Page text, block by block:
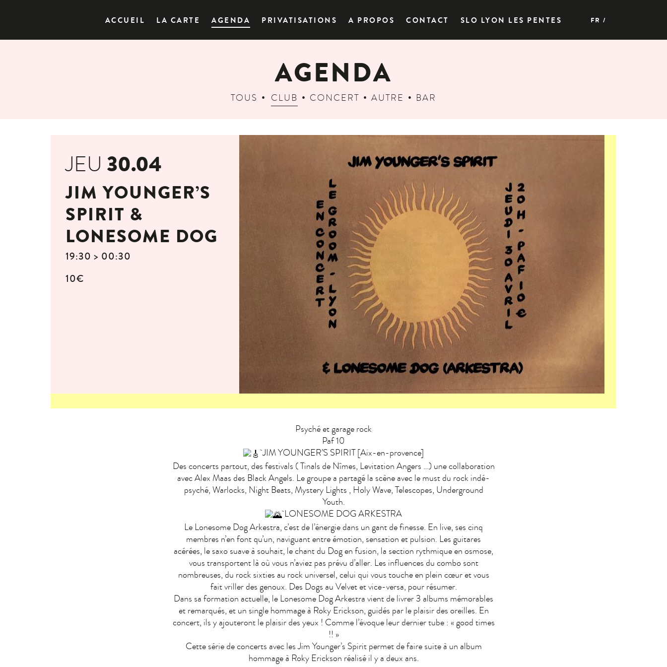
ACCUEIL LA CARTE AGENDA PRIVATISATIONS A PROPOS CONTACT SLO LYON LES PENTES FR
AGENDA
TOUS CLUB CONCERT AUTRE BAR
JEU 30.04
JIM YOUNGER’S
SPIRIT &
LONESOME DOG
19:30 > 00:30
10€
Psyché et garage rock
Paf 10
JIM YOUNGER’S SPIRIT [Aix-en-provence]
Des concerts partout, des festivals ( Tinals de Nîmes, Levitation Angers …) une collaboration
avec Alex Maas des Black Angels. Le groupe a partagé la scène avec le must du rock indé-
psyché, Warlocks, Night Beats, Mystery Lights , Holy Wave, Telescopes, Underground
Youth.
LONESOME DOG ARKESTRA
Le Lonesome Dog Arkestra, c’est de l’énergie dans un gant de finesse. En live, ses cinq
membres n’en font qu’un, naviguant entre émotion, sensation et pulsion. Les guitares
acérées, le saxo suave à souhait, le chant du Dog en fusion, la section rythmique en osmose,
vous transportent là où vous n’aviez pas prévu d’aller. Les influences du combo sont
nombreuses, du rock sixties au rock universel, celui qui vous touche en plein cœur et vous
fait vriller des genoux. Des Dogs au Velvet et vice-versa, pour résumer.
Dans sa formation actuelle, le Lonesome Dog Arkestra vient de livrer 3 albums mémorables
et remarqués, et un single hommage à Roky Erickson, guidés par le plaisir des oreilles. En
concert, ils y ajouteront le plaisir des yeux ! Comme l’évoque leur dernier tube : « good times
!! »
Cette série de concerts avec les Jim Younger’s Spirit permet de faire suite à un album
hommage à Roky Erickson réalisé il y a deux ans.